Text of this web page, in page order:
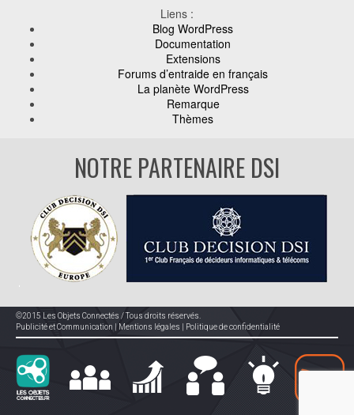
Liens :
Blog WordPress
Documentation
Extensions
Forums d’entraide en français
La planète WordPress
Remarque
Thèmes
NOTRE PARTENAIRE DSI
©2015 Les Objets Connectés / Tous droits réservés.
Publicité et Communication
Mentions légales Politique de confidentialité